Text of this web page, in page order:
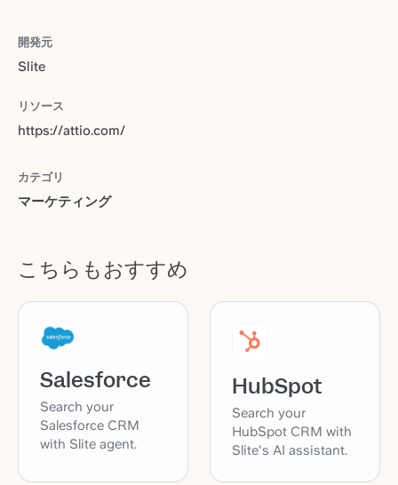
開発元
Slite
リソース
https://attio.com/
カテゴリ
マーケティング
こちらもおすすめ
Salesforce
Search your
Salesforce CRM
with Slite agent.
HubSpot
Search your
HubSpot CRM with
Slite's AI assistant.